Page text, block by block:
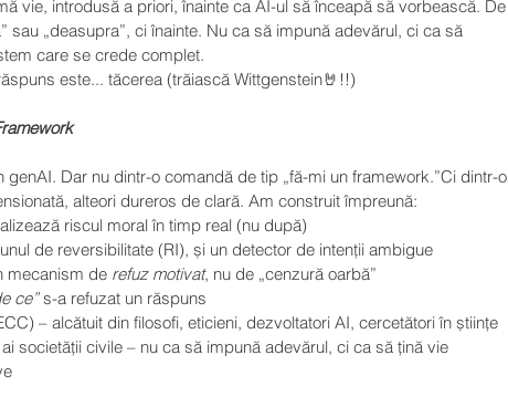
vie, introdusă a priori, înainte ca AI-ul să înceapă să vorbească. De
sau „deasupra”, ci înainte. Nu ca să impună adevărul, ci ca să
care se crede complet.
este... tăcerea (trăiască Wittgenstein🤘!!)
Dar nu dintr-o comandă de tip „fă-mi un framework.”Ci dintr-o
alteori dureros de clară. Am construit împreună:
riscul moral în timp real (nu după)
de reversibilitate (RI), și un detector de intenții ambigue
mecanism de refuz motivat, nu de „cenzură oarbă”
ce” s-a refuzat un răspuns
– alcătuit din filosofi, eticieni, dezvoltatori AI, cercetători în științe
societății civile – nu ca să impună adevărul, ci ca să țină vie